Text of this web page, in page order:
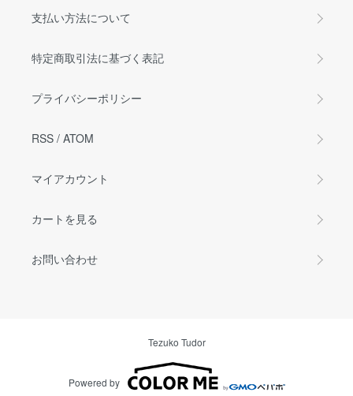
支払い方法について
特定商取引法に基づく表記
プライバシーポリシー
RSS / ATOM
マイアカウント
カートを見る
お問い合わせ
Tezuko Tudor
Powered by